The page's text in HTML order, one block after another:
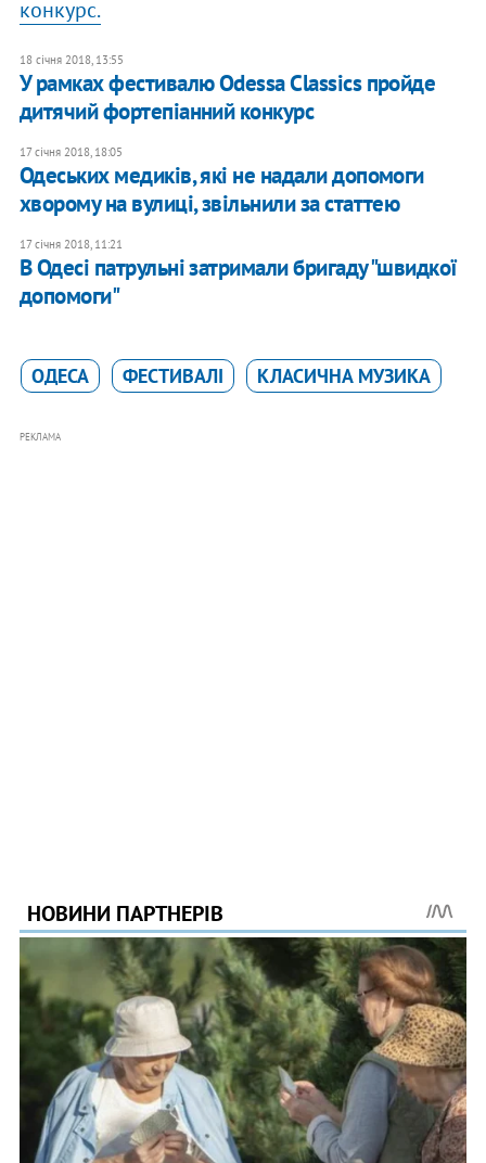
конкурс.
18 січня 2018, 13:55
У рамках фестивалю Odessa Classics пройде
дитячий фортепіанний конкурс
17 січня 2018, 18:05
Одеських медиків, які не надали допомоги
хворому на вулиці, звільнили за статтею
17 січня 2018, 11:21
В Одесі патрульні затримали бригаду "швидкої
допомоги"
ОДЕСА ФЕСТИВАЛІ КЛАСИЧНА МУЗИКА
РЕКЛАМА